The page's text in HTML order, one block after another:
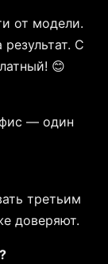
от модели.
С
😊
— один
третьим
доверяют.